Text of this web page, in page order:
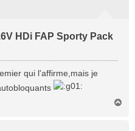
HDi FAP Sporty Pack
qui l'affirme,mais je